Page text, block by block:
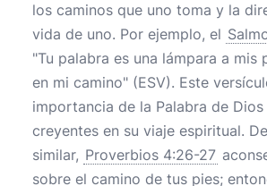
los caminos que uno toma y la
vida de uno. Por ejemplo, el
"Tu palabra es una lámpara a mis
en mi camino" (ESV). Este
importancia de la Palabra de
creyentes en su viaje espiritual.
similar, Proverbios 4:26-27
sobre el camino de tus pies;